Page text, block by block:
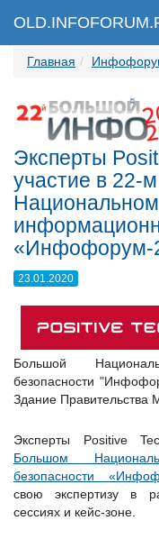
Главная
Эксперты
участие в 22-
«Инфофорум-
23.01.2020
Большой
безопасности
Здание Правительства
Эксперты Positive
Большом
безопасности
свою экспертизу в
сессиях и кейс-зоне.